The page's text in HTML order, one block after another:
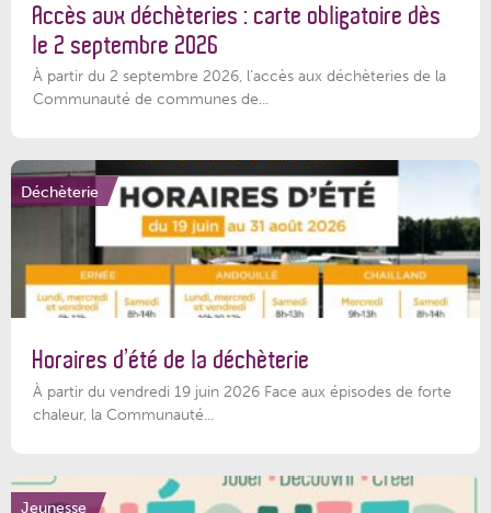
Accès aux déchèteries : carte obligatoire dès
le 2 septembre 2026
À partir du 2 septembre 2026, l’accès aux déchèteries de la
Communauté de communes de...
Déchèterie
Horaires d’été de la déchèterie
À partir du vendredi 19 juin 2026 Face aux épisodes de forte
chaleur, la Communauté...
Jeunesse